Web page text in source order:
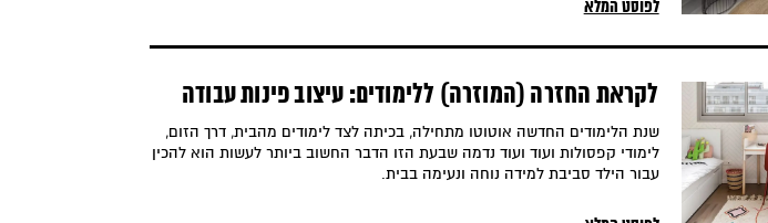
לפוסט המלא
לקראת החזרה (המוזרה) ללימודים: עיצוב פינות עבודה
לילדים
שנת הלימודים החדשה אוטוטו מתחילה, בכיתה לצד לימודים מהבית, דרך הזום,
לימודי קפסולות ועוד ועוד נדמה שבעת הזו הדבר החשוב ביותר לעשות הוא להכין
עבור הילד סביבת למידה נוחה ונעימה בבית.